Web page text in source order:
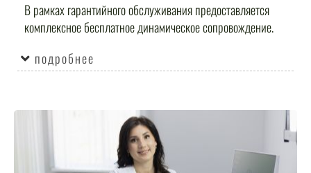
В рамках гарантийного обслуживания предоставляется
комплексное бесплатное динамическое сопровождение.
подробнее